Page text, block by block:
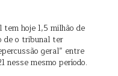
tem hoje 1,5 milhão de
de o tribunal ter
geral” entre
nesse mesmo período.